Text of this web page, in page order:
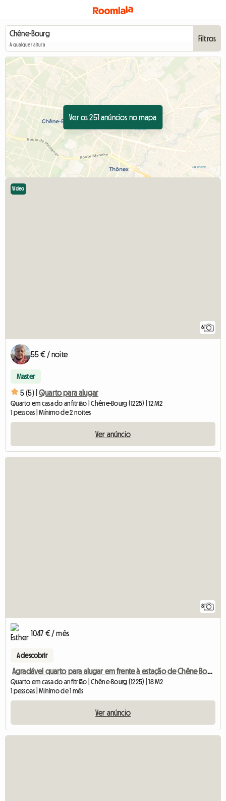
A qualquer altura
Filtros
Ver os 251 anúncios no mapa
6
Vídeo
55 € / noite
Master
5 (5) | Quarto para alugar
Quarto em casa do anfitrião | Chêne-Bourg (1225) | 12 M2
1 pessoas | Mínimo de 2 noites
Ver anúncio
8
1047 € / mês
A descobrir
Agradável quarto para alugar em frente à estação de Chêne Bourg.
Quarto em casa do anfitrião | Chêne-Bourg (1225) | 18 M2
1 pessoas | Mínimo de 1 mês
Ver anúncio